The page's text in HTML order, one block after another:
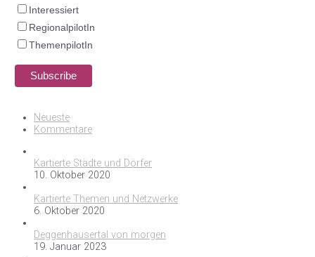
Interessiert
RegionalpilotIn
ThemenpilotIn
Neueste
Kommentare
Kartierte Städte und Dörfer
10. Oktober 2020
Kartierte Themen und Netzwerke
6. Oktober 2020
Deggenhausertal von morgen
19. Januar 2023